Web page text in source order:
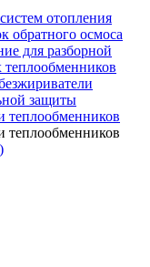
отопления
обратного осмоса
для разборной
теплообменников
защиты
теплообменников
теплообменников